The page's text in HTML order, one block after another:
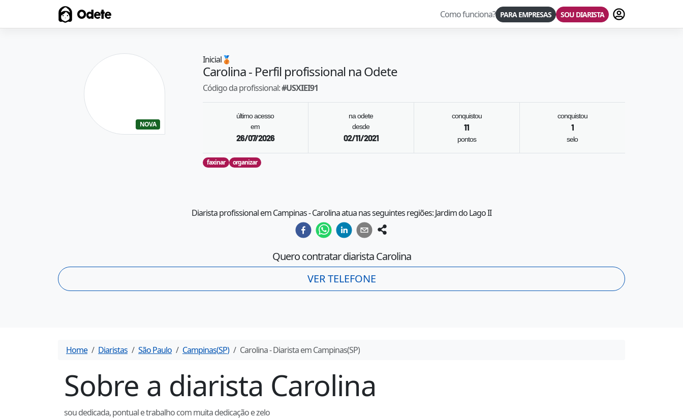
Odete Como funciona? PARA EMPRESAS SOU DIARISTA Fazer login
NOVA
Inicial🥉
Carolina- Perfil profissional na Odete
Código da profissional:#USXIEI91
último acesso
em
26/07/2026
na odete
desde
02/11/2021
conquistou
11
pontos
conquistou
1
selo
faxinar organizar
Diarista profissional em Campinas - Carolina atua nas seguintes regiões: Jardim do Lago II
Quero contratar diaristaCarolina
VER TELEFONE
Home Diaristas São Paulo Campinas(SP) Carolina- Diarista emCampinas(SP)
Sobre a diarista Carolina
sou dedicada, pontual e trabalho com muita dedicação e zelo